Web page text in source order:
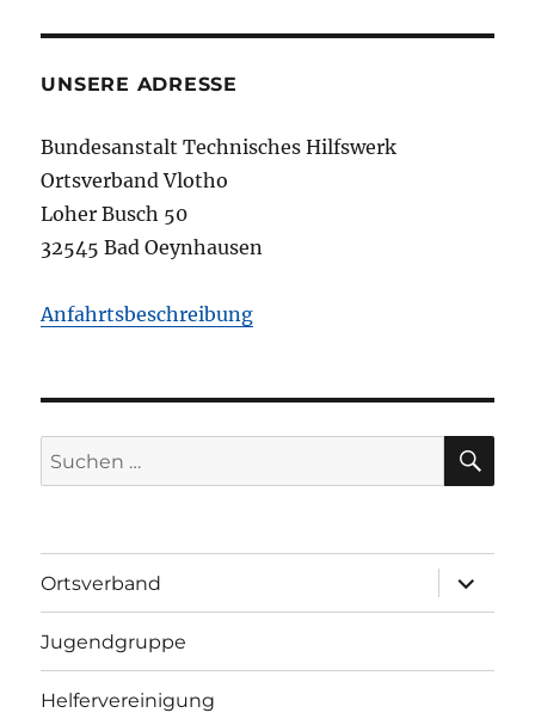
UNSERE ADRESSE
Bundesanstalt Technisches Hilfswerk
Ortsverband Vlotho
Loher Busch 50
32545 Bad Oeynhausen
Anfahrtsbeschreibung
Suchen
nach:
Ortsverband
öffnen
Jugendgruppe
Helfervereinigung